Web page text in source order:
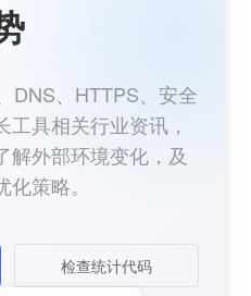
DNS、HTTPS、安全
具相关行业资讯，
解外部环境变化，及
策略。
检查统计代码